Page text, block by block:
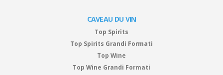
CAVEAU DU VIN
Top Spirits
Top Spirits Grandi Formati
Top Wine
Top Wine Grandi Formati